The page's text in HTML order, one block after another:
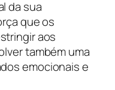
da sua
que os
aos
também uma
emocionais e